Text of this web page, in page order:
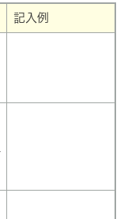
記入例